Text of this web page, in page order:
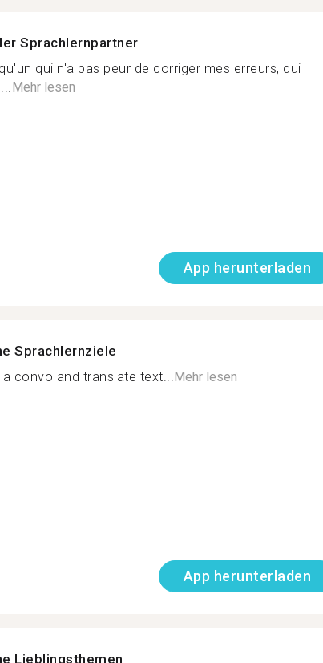
Sprachlernpartner
qui n'a pas peur de corriger mes erreurs, qui
Mehr lesen
App herunterladen
Sprachlernziele
a convo and translate text...Mehr lesen
App herunterladen
Lieblingsthemen